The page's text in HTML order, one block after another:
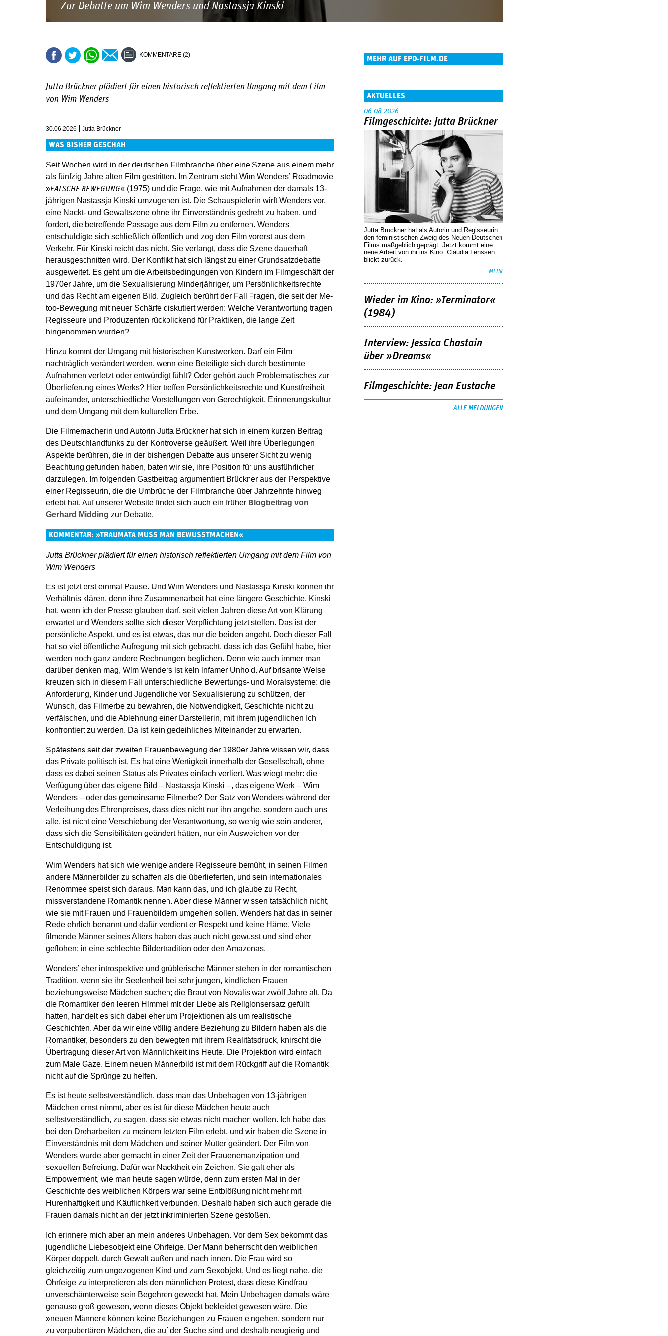
Zur Debatte um Wim Wenders und Nastassja Kinski
KOMMENTARE (2)
Jutta Brückner plädiert für einen historisch reflektierten Umgang mit dem Film
von Wim Wenders
30.06.2026 Jutta Brückner
WAS BISHER GESCHAH
Seit Wochen wird in der deutschen Filmbranche über eine Szene aus einem mehr
als fünfzig Jahre alten Film gestritten. Im Zentrum steht Wim Wenders’ Roadmovie
»FALSCHE BEWEGUNG« (1975) und die Frage, wie mit Aufnahmen der damals 13-
jährigen Nastassja Kinski umzugehen ist. Die Schauspielerin wirft Wenders vor,
eine Nackt- und Gewaltszene ohne ihr Einverständnis gedreht zu haben, und
fordert, die betreffende Passage aus dem Film zu entfernen. Wenders
entschuldigte sich schließlich öffentlich und zog den Film vorerst aus dem
Verkehr. Für Kinski reicht das nicht. Sie verlangt, dass die Szene dauerhaft
herausgeschnitten wird. Der Konflikt hat sich längst zu einer Grundsatzdebatte
ausgeweitet. Es geht um die Arbeitsbedingungen von Kindern im Filmgeschäft der
1970er Jahre, um die Sexualisierung Minderjähriger, um Persönlichkeitsrechte
und das Recht am eigenen Bild. Zugleich berührt der Fall Fragen, die seit der Me-
too-Bewegung mit neuer Schärfe diskutiert werden: Welche Verantwortung tragen
Regisseure und Produzenten rückblickend für Praktiken, die lange Zeit
hingenommen wurden?
Hinzu kommt der Umgang mit historischen Kunstwerken. Darf ein Film
nachträglich verändert werden, wenn eine Beteiligte sich durch bestimmte
Aufnahmen verletzt oder entwürdigt fühlt? Oder gehört auch Problematisches zur
Überlieferung eines Werks? Hier treffen Persönlichkeitsrechte und Kunstfreiheit
aufeinander, unterschiedliche Vorstellungen von Gerechtigkeit, Erinnerungskultur
und dem Umgang mit dem kulturellen Erbe.
Die Filmemacherin und Autorin Jutta Brückner hat sich in einem kurzen Beitrag
des Deutschlandfunks zu der Kontroverse geäußert. Weil ihre Überlegungen
Aspekte berühren, die in der bisherigen Debatte aus unserer Sicht zu wenig
Beachtung gefunden haben, baten wir sie, ihre Position für uns ausführlicher
darzulegen. Im folgenden Gastbeitrag argumentiert Brückner aus der Perspektive
einer Regisseurin, die die Umbrüche der Filmbranche über Jahrzehnte hinweg
erlebt hat. Auf unserer Website findet sich auch ein früher Blogbeitrag von
Gerhard Midding zur Debatte.
KOMMENTAR: »TRAUMATA MUSS MAN BEWUSSTMACHEN«
Jutta Brückner plädiert für einen historisch reflektierten Umgang mit dem Film von
Wim Wenders
Es ist jetzt erst einmal Pause. Und Wim Wenders und Nastassja Kinski können ihr
Verhältnis klären, denn ihre Zusammenarbeit hat eine längere Geschichte. Kinski
hat, wenn ich der Presse glauben darf, seit vielen Jahren diese Art von Klärung
erwartet und Wenders sollte sich dieser Verpflichtung jetzt stellen. Das ist der
persönliche Aspekt, und es ist etwas, das nur die beiden angeht. Doch dieser Fall
hat so viel öffentliche Aufregung mit sich gebracht, dass ich das Gefühl habe, hier
werden noch ganz andere Rechnungen beglichen. Denn wie auch immer man
darüber denken mag, Wim Wenders ist kein infamer Unhold. Auf brisante Weise
kreuzen sich in diesem Fall unterschiedliche Bewertungs- und Moralsysteme: die
Anforderung, Kinder und Jugendliche vor Sexualisierung zu schützen, der
Wunsch, das Filmerbe zu bewahren, die Notwendigkeit, Geschichte nicht zu
verfälschen, und die Ablehnung einer Darstellerin, mit ihrem jugendlichen Ich
konfrontiert zu werden. Da ist kein gedeihliches Miteinander zu erwarten.
Spätestens seit der zweiten Frauenbewegung der 1980er Jahre wissen wir, dass
das Private politisch ist. Es hat eine Wertigkeit innerhalb der Gesellschaft, ohne
dass es dabei seinen Status als Privates einfach verliert. Was wiegt mehr: die
Verfügung über das eigene Bild – Nastassja Kinski –, das eigene Werk – Wim
Wenders – oder das gemeinsame Filmerbe? Der Satz von Wenders während der
Verleihung des Ehrenpreises, dass dies nicht nur ihn angehe, sondern auch uns
alle, ist nicht eine Verschiebung der Verantwortung, so wenig wie sein anderer,
dass sich die Sensibilitäten geändert hätten, nur ein Ausweichen vor der
Entschuldigung ist.
Wim Wenders hat sich wie wenige andere Regisseure bemüht, in seinen Filmen
andere Männerbilder zu schaffen als die überlieferten, und sein internationales
Renommee speist sich daraus. Man kann das, und ich glaube zu Recht,
missverstandene Romantik nennen. Aber diese Männer wissen tatsächlich nicht,
wie sie mit Frauen und Frauenbildern umgehen sollen. Wenders hat das in seiner
Rede ehrlich benannt und dafür verdient er Respekt und keine Häme. Viele
filmende Männer seines Alters haben das auch nicht gewusst und sind eher
geflohen: in eine schlechte Bildertradition oder den Amazonas.
Wenders’ eher introspektive und grüblerische Männer stehen in der romantischen
Tradition, wenn sie ihr Seelenheil bei sehr jungen, kindlichen Frauen
beziehungsweise Mädchen suchen; die Braut von Novalis war zwölf Jahre alt. Da
die Romantiker den leeren Himmel mit der Liebe als Religionsersatz gefüllt
hatten, handelt es sich dabei eher um Projektionen als um realistische
Geschichten. Aber da wir eine völlig andere Beziehung zu Bildern haben als die
Romantiker, besonders zu den bewegten mit ihrem Realitätsdruck, knirscht die
Übertragung dieser Art von Männlichkeit ins Heute. Die Projektion wird einfach
zum Male Gaze. Einem neuen Männerbild ist mit dem Rückgriff auf die Romantik
nicht auf die Sprünge zu helfen.
Es ist heute selbstverständlich, dass man das Unbehagen von 13-jährigen
Mädchen ernst nimmt, aber es ist für diese Mädchen heute auch
selbstverständlich, zu sagen, dass sie etwas nicht machen wollen. Ich habe das
bei den Dreharbeiten zu meinem letzten Film erlebt, und wir haben die Szene in
Einverständnis mit dem Mädchen und seiner Mutter geändert. Der Film von
Wenders wurde aber gemacht in einer Zeit der Frauenemanzipation und
sexuellen Befreiung. Dafür war Nacktheit ein Zeichen. Sie galt eher als
Empowerment, wie man heute sagen würde, denn zum ersten Mal in der
Geschichte des weiblichen Körpers war seine Entblößung nicht mehr mit
Hurenhaftigkeit und Käuflichkeit verbunden. Deshalb haben sich auch gerade die
Frauen damals nicht an der jetzt inkriminierten Szene gestoßen.
Ich erinnere mich aber an mein anderes Unbehagen. Vor dem Sex bekommt das
jugendliche Liebesobjekt eine Ohrfeige. Der Mann beherrscht den weiblichen
Körper doppelt, durch Gewalt außen und nach innen. Die Frau wird so
gleichzeitig zum ungezogenen Kind und zum Sexobjekt. Und es liegt nahe, die
Ohrfeige zu interpretieren als den männlichen Protest, dass diese Kindfrau
unverschämterweise sein Begehren geweckt hat. Mein Unbehagen damals wäre
genauso groß gewesen, wenn dieses Objekt bekleidet gewesen wäre. Die
»neuen Männer« können keine Beziehungen zu Frauen eingehen, sondern nur
zu vorpubertären Mädchen, die auf der Suche sind und deshalb neugierig und
MEHR AUF EPD-FILM.DE
AKTUELLES
06.08.2026
Filmgeschichte: Jutta Brückner
Jutta Brückner hat als Autorin und Regisseurin
den feministischen Zweig des Neuen Deutschen
Films maßgeblich geprägt. Jetzt kommt eine
neue Arbeit von ihr ins Kino. Claudia Lenssen
blickt zurück.
MEHR
Wieder im Kino: »Terminator«
(1984)
Interview: Jessica Chastain
über »Dreams«
Filmgeschichte: Jean Eustache
ALLE MELDUNGEN